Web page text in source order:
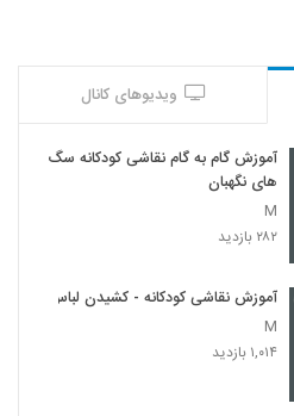
ویدیوهای کانال
آموزش گام‌ به‌ گام نقاشی کودکانه سگ
های نگهبان
M
۲۸۲ بازدید
آموزش نقاشی کودکانه - کشیدن لباس
M
۱,۰۱۴ بازدید